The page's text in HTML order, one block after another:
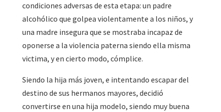
condiciones adversas de esta etapa: un padre
alcohólico que golpea violentamente a los niños, y
una madre insegura que se mostraba incapaz de
oponerse a la violencia paterna siendo ella misma
victima, y en cierto modo, cómplice.
Siendo la hija más joven, e intentando escapar del
destino de sus hermanos mayores, decidió
convertirse en una hija modelo, siendo muy buena